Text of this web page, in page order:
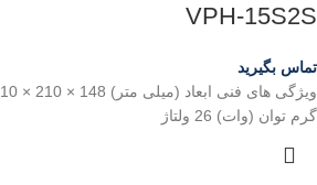
VPH-15S2S
تماس بگیرید
گرم توان (وات) 26 ولتاژ